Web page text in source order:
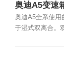
奥迪A5变速
奥迪A5全系使用
于湿式双离合。